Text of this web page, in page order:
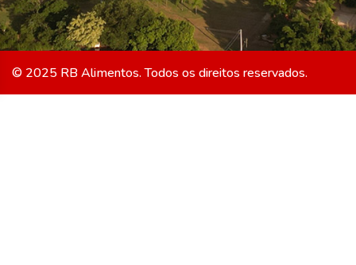
© 2025 RB Alimentos. Todos os direitos reservados.